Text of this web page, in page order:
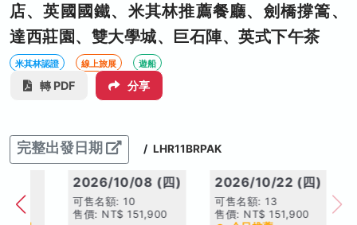
店、英國國鐵、米其林推薦餐廳、劍橋撐篙、
達西莊園、雙大學城、巨石陣、英式下午茶
米其林認證 線上旅展 遊船
轉 PDF 分享
完整出發日期 / LHR11BRPAK
2026/10/08 (四)
可售名額: 10
售價: NT$ 151,900
2026/10/22 (四)
可售名額: 13
售價: NT$ 151,900